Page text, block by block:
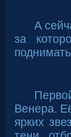
А
за
Венера.
ярких